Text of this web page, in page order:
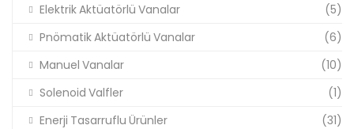
Elektrik Aktüatörlü Vanalar
(5)
Pnömatik Aktüatörlü Vanalar
(6)
Manuel Vanalar
(10)
Solenoid Valfler
(1)
Enerji Tasarruflu Ürünler
(31)